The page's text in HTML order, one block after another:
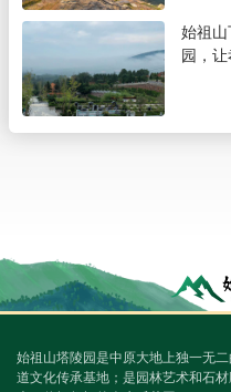
始祖
园，
始祖山塔陵园是中原大地上独一无
道文化传承基地；是园林艺术和石